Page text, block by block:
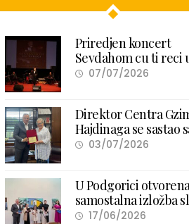
Priredjen koncert
Sevdahom cu ti reci
Petnjici
07/07/2026
Direktor Centra
Hajdinaga se sastao
predsjednicom
03/07/2026
U Podgorici
samostalna izložba
Sejle Kerović „Šapati
17/06/2026